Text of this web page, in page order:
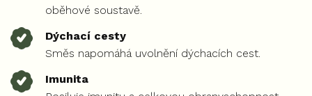
oběhové soustavě.
Dýchací cesty
Směs napomáhá uvolnění dýchacích cest.
Imunita